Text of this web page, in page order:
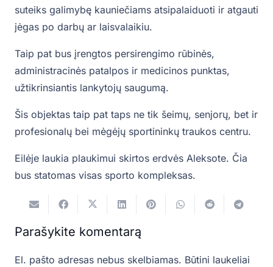
suteiks galimybę kauniečiams atsipalaiduoti ir atgauti
jėgas po darbų ar laisvalaikiu.
Taip pat bus įrengtos persirengimo rūbinės,
administracinės patalpos ir medicinos punktas,
užtikrinsiantis lankytojų saugumą.
Šis objektas taip pat taps ne tik šeimų, senjorų, bet ir
profesionalų bei mėgėjų sportininkų traukos centru.
Eilėje laukia plaukimui skirtos erdvės Aleksote. Čia
bus statomas visas sporto kompleksas.
Parašykite komentarą
El. pašto adresas nebus skelbiamas. Būtini laukeliai